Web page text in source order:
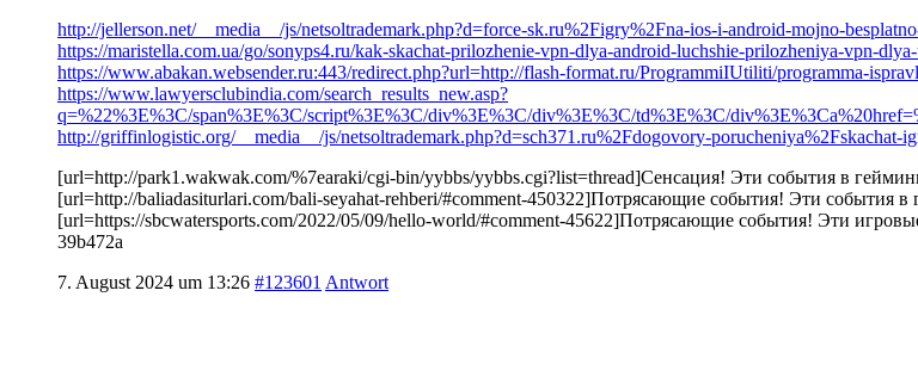
http://jellerson.net/__media__/js/netsoltrademark.php?d=force-sk.ru%2Figry%2Fna-ios-i-android-mojno-
https://maristella.com.ua/go/sonyps4.ru/kak-skachat-prilozhenie-vpn-dlya-android-luchshie-prilozheniya-vpn-
https://www.abakan.websender.ru:443/redirect.php?url=http://flash-format.ru/ProgrammiIUtiliti/programma-
https://www.lawyersclubindia.com/search_results_new.asp?
q=%22%3E%3C/span%3E%3C/script%3E%3C/div%3E%3C/div%3E%3C/td%3E%3C/
http://griffinlogistic.org/__media__/js/netsoltrademark.php?d=sch371.ru%2Fdogovory-porucheniya%2Fskachat-
[url=http://park1.wakwak.com/%7earaki/cgi-bin/yybbs/yybbs.cgi?list=thread]Сенсация! Эти события в
[url=http://baliadasiturlari.com/bali-seyahat-rehberi/#comment-450322]Потрясающие события! Эти события в
[url=https://sbcwatersports.com/2022/05/09/hello-world/#comment-45622]Потрясающие события! Эти
39b472a
7. August 2024 um 13:26 #123601 Antwort